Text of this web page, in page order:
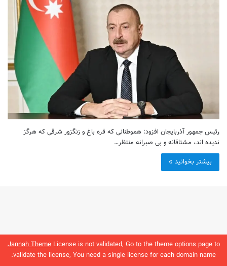
Jannah ThemeLicense is not validated, Go to the theme options page to
validate the license, You need a single license for each domain name.
رئیس جمهور آذربایجان افزود: هموطنانی که قره باغ و زنگزور شرقی که هرگز
ندیده اند، مشتاقانه و بی صبرانه منتظر…
بیشتر بخوانید »